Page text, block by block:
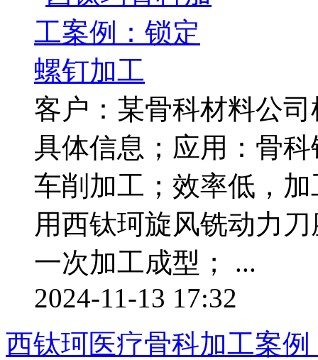
客户：某骨科材料公
具体信息；应用：骨
车削加工；效率低，
用西钛珂旋风铣动力
一次加工成型； ...
2024-11-13 17:32
西钛珂医疗骨科加工案